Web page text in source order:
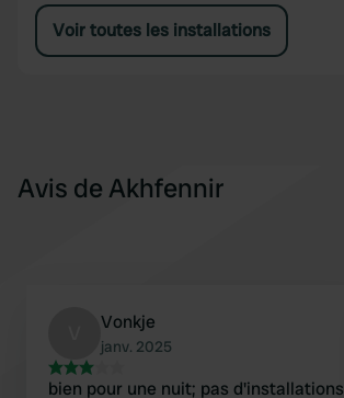
Voir toutes les installations
Avis de Akhfennir
Vonkje
janv. 2025
bien pour une nuit; pas d'installations